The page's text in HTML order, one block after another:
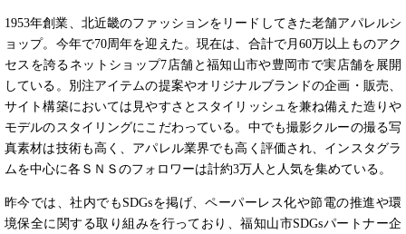
1953年創業、北近畿のファッションをリードしてきた老舗アパレルシ
ョップ。今年で70周年を迎えた。現在は、合計で月60万以上ものアク
セスを誇るネットショップ7店舗と福知山市や豊岡市で実店舗を展開
している。別注アイテムの提案やオリジナルブランドの企画・販売、
サイト構築においては見やすさとスタイリッシュを兼ね備えた造りや
モデルのスタイリングにこだわっている。中でも撮影クルーの撮る写
真素材は技術も高く、アパレル業界でも高く評価され、インスタグラ
ムを中心に各ＳＮＳのフォロワーは計約3万人と人気を集めている。
昨今では、社内でもSDGsを掲げ、ペーパーレス化や節電の推進や環
境保全に関する取り組みを行っており、福知山市SDGsパートナー企